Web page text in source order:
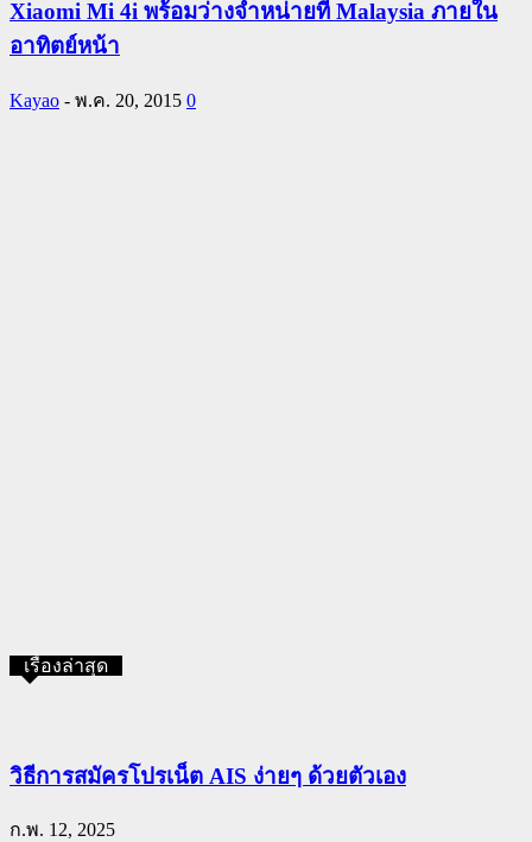
Xiaomi Mi 4i พร้อมว่างจำหน่ายที่ Malaysia ภายใน
อาทิตย์หน้า
Kayao - พ.ค. 20, 2015 0
เรื่องล่าสุด
วิธีการสมัครโปรเน็ต AIS ง่ายๆ ด้วยตัวเอง
ก.พ. 12, 2025